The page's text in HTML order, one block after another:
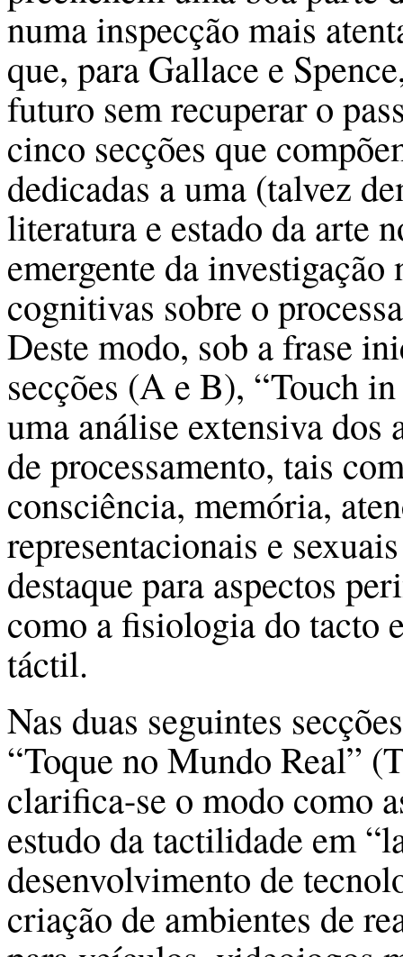
numa inspecção mais
que, para Gallace e
futuro sem recuperar o
cinco secções que
dedicadas a uma (talvez
literatura e estado da arte
emergente da
cognitivas sobre o
Deste modo, sob a frase
secções (A e B), “Touch
uma análise extensiva dos
de processamento, tais
consciência, memória,
representacionais e
destaque para aspectos
como a fisiologia do tacto
táctil.
Nas duas seguintes
“Toque no Mundo Real”
clarifica-se o modo como
estudo da tactilidade em
desenvolvimento de
criação de ambientes de